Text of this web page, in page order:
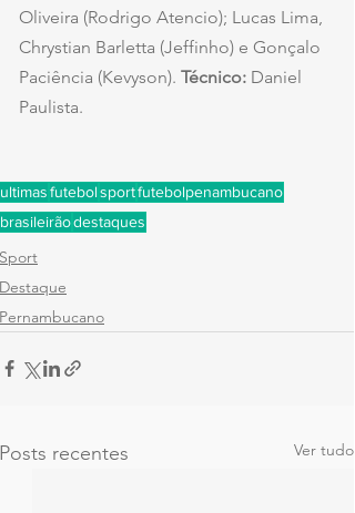
Oliveira (Rodrigo Atencio); Lucas Lima,
Chrystian Barletta (Jeffinho) e Gonçalo
Paciência (Kevyson). Técnico: Daniel
Paulista.
ultimasfutebolsportfutebolpenambucano
brasileirãodestaques
Sport
Destaque
Pernambucano
Posts recentes Ver tudo